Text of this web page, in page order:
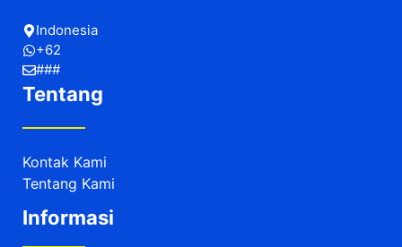
Indonesia
+62
###
Tentang
Kontak Kami
Tentang Kami
Informasi